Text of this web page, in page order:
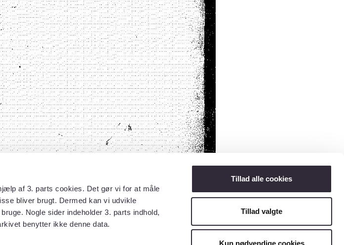
af 3. parts cookies. Det gør vi for at måle
bliver brugt. Dermed kan vi udvikle
Nogle sider indeholder 3. parts indhold,
benytter ikke denne data.
Tillad alle cookies
Tillad valgte
Kun nødvendige cookies